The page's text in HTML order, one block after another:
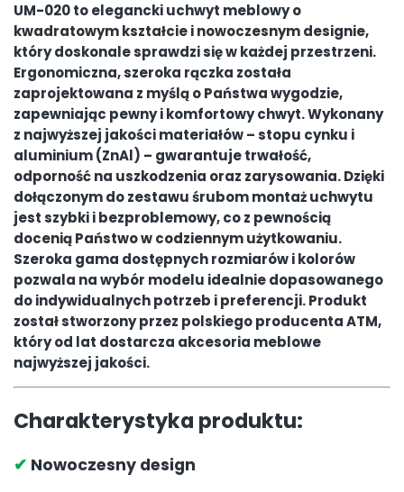
UM-020 to elegancki uchwyt meblowy o
kwadratowym kształcie i nowoczesnym designie,
który doskonale sprawdzi się w każdej przestrzeni.
Ergonomiczna, szeroka rączka została
zaprojektowana z myślą o Państwa wygodzie,
zapewniając pewny i komfortowy chwyt. Wykonany
z najwyższej jakości materiałów – stopu cynku i
aluminium (ZnAl) – gwarantuje trwałość,
odporność na uszkodzenia oraz zarysowania. Dzięki
dołączonym do zestawu śrubom montaż uchwytu
jest szybki i bezproblemowy, co z pewnością
docenią Państwo w codziennym użytkowaniu.
Szeroka gama dostępnych rozmiarów i kolorów
pozwala na wybór modelu idealnie dopasowanego
do indywidualnych potrzeb i preferencji. Produkt
został stworzony przez polskiego producenta ATM,
który od lat dostarcza akcesoria meblowe
najwyższej jakości.
Charakterystyka produktu:
✔ Nowoczesny design